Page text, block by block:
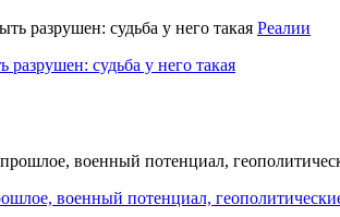
Реалии
судьба у него такая
военный потенциал,